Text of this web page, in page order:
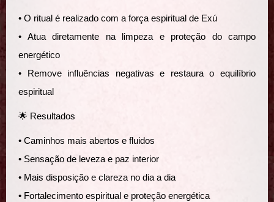
• O ritual é realizado com a força espiritual de Exú
• Atua diretamente na limpeza e proteção do campo
energético
• Remove influências negativas e restaura o equilíbrio
espiritual
🌟 Resultados
• Caminhos mais abertos e fluidos
• Sensação de leveza e paz interior
• Mais disposição e clareza no dia a dia
• Fortalecimento espiritual e proteção energética